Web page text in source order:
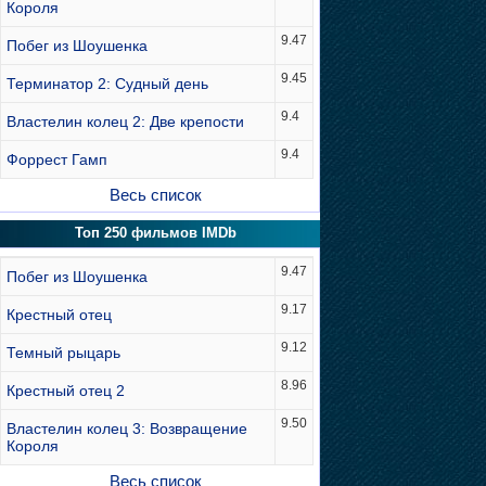
Короля
Побег из Шоушенка 9.47
Терминатор 2: Судный день 9.45
Властелин колец 2: Две крепости 9.4
Форрест Гамп 9.4
Весь список
Топ 250 фильмов IMDb
Побег из Шоушенка 9.47
Крестный отец 9.17
Темный рыцарь 9.12
Крестный отец 2 8.96
Властелин колец 3: Возвращение
Короля
9.50
Весь список